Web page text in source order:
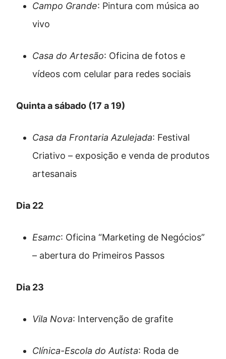
Campo Grande: Pintura com música ao
vivo
Casa do Artesão: Oficina de fotos e
vídeos com celular para redes sociais
Quinta a sábado (17 a 19)
Casa da Frontaria Azulejada: Festival
Criativo – exposição e venda de produtos
artesanais
Dia 22
Esamc: Oficina “Marketing de Negócios”
– abertura do Primeiros Passos
Dia 23
Vila Nova: Intervenção de grafite
Clínica-Escola do Autista: Roda de